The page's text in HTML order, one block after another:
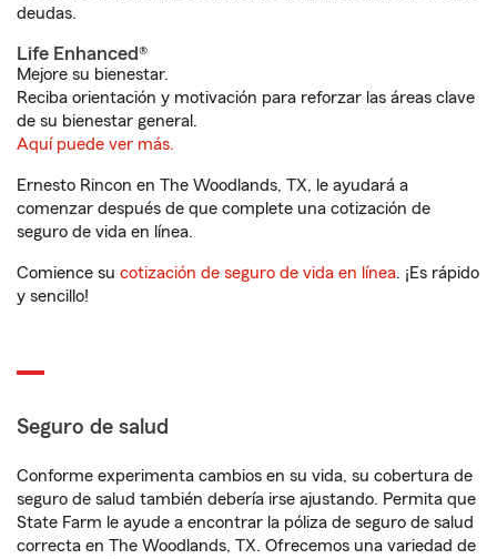
deudas.
Life Enhanced®
Mejore su bienestar.
Reciba orientación y motivación para reforzar las áreas clave
de su bienestar general.
Aquí puede ver más.
Ernesto Rincon en The Woodlands, TX, le ayudará a
comenzar después de que complete una cotización de
seguro de vida en línea.
Comience su cotización de seguro de vida en línea. ¡Es rápido
y sencillo!
Seguro de salud
Conforme experimenta cambios en su vida, su cobertura de
seguro de salud también debería irse ajustando. Permita que
State Farm le ayude a encontrar la póliza de seguro de salud
correcta en The Woodlands, TX. Ofrecemos una variedad de